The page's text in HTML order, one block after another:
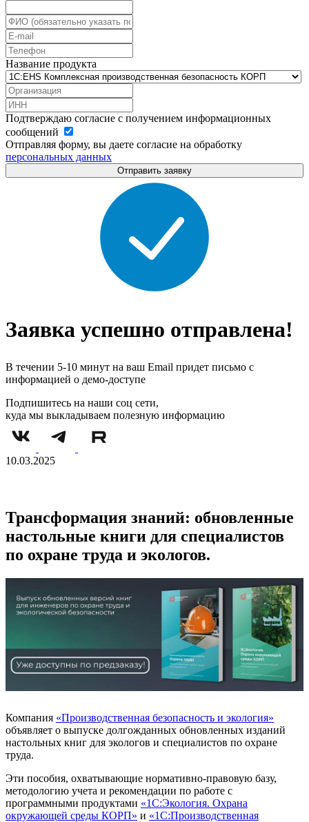
Название продукта
Подтверждаю согласие с получением информационных
сообщений
Отправляя форму, вы даете согласие на обработку
персональных данных
Отправить заявку
Заявка успешно отправлена!
В течении 5-10 минут на ваш Email придет письмо с
информацией о демо-доступе
Подпишитесь на наши соц сети,
куда мы выкладываем полезную информацию
10.03.2025
Трансформация знаний: обновленные
настольные книги для специалистов
по охране труда и экологов.
Компания «Производственная безопасность и экология»
объявляет о выпуске долгожданных обновленных изданий
настольных книг для экологов и специалистов по охране
труда.
Эти пособия, охватывающие нормативно-правовую базу,
методологию учета и рекомендации по работе с
программными продуктами «1С:Экология. Охрана
окружающей среды КОРП» и «1С:Производственная